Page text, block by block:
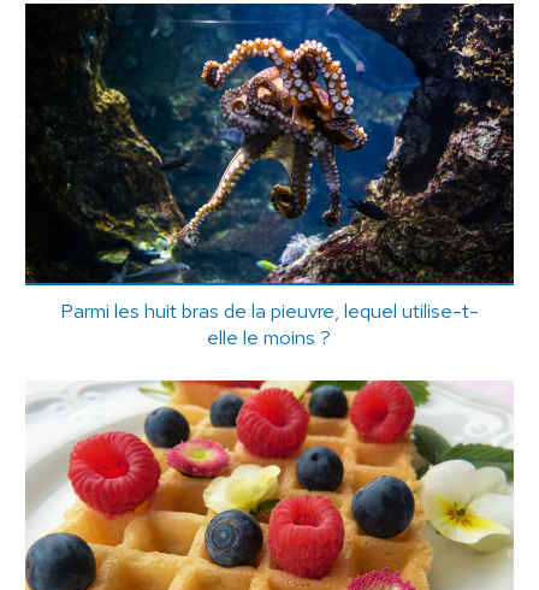
Parmi les huit bras de la pieuvre, lequel utilise-t-
elle le moins ?